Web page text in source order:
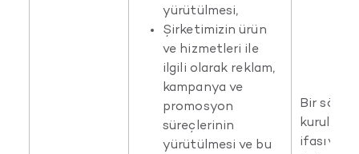
yürütülmesi,
Şirketimizin ürün
ve hizmetleri ile
ilgili olarak reklam,
kampanya ve
promosyon
süreçlerinin
yürütülmesi ve bu
Bir
ifasıyla